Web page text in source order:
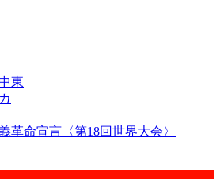
東
革命宣言〈第18回世界大会〉